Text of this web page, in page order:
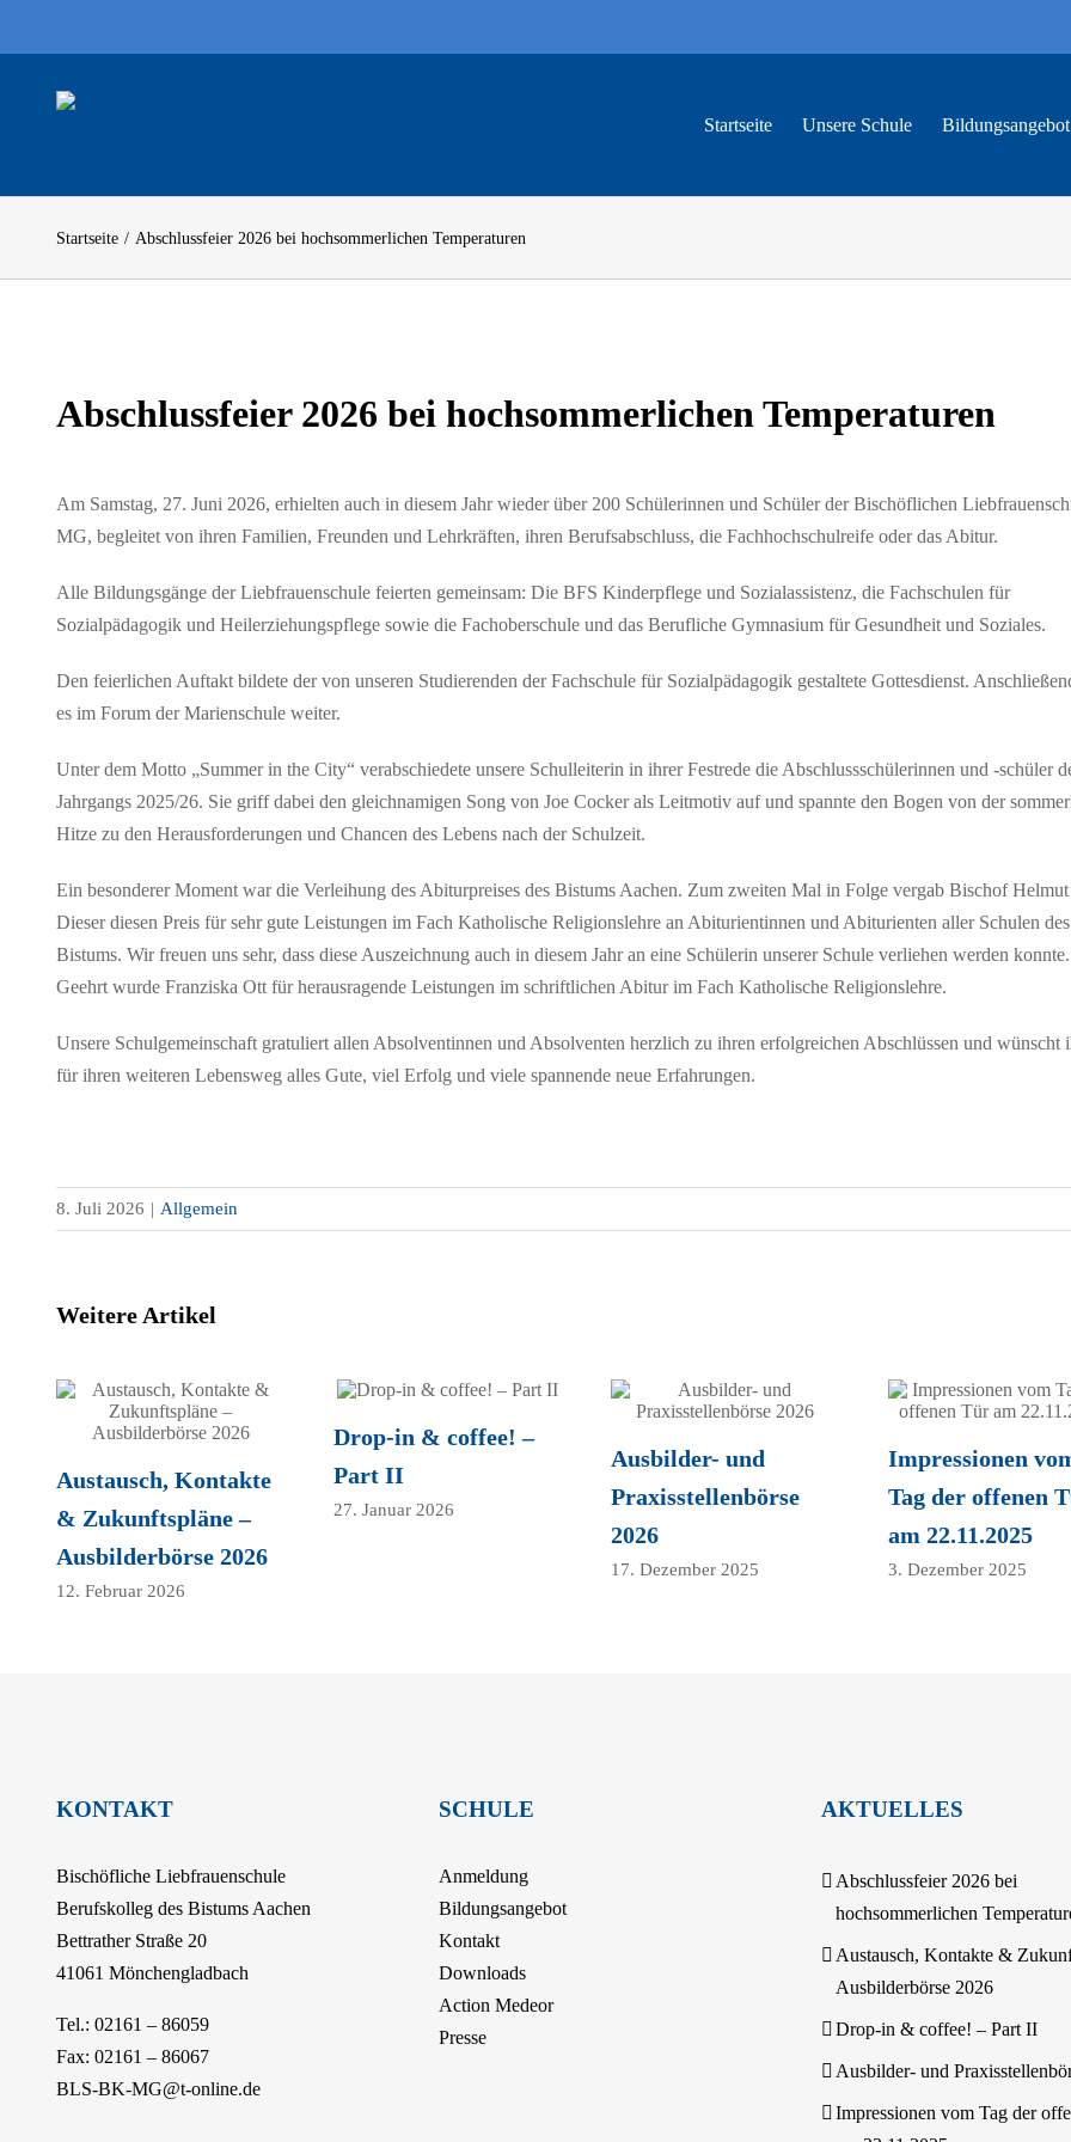
Startseite Unsere Schule Bildungs­angebot
Startseite Abschlussfeier 2026 bei hochsommerlichen Temperaturen
Bild
Abschlussfeier 2026 bei hochsommerlichen Temperaturen
Am Samstag, 27. Juni 2026, erhielten auch in diesem Jahr wieder über 200 Schülerinnen und Schüler der Bischöflichen
MG, begleitet von ihren Familien, Freunden und Lehrkräften, ihren Berufsabschluss, die Fachhochschulreife oder das Abitur.
Alle Bildungsgänge der Liebfrauenschule feierten gemeinsam: Die BFS Kinderpflege und Sozialassistenz, die Fachschulen für
Sozialpädagogik und Heilerziehungspflege sowie die Fachoberschule und das Berufliche Gymnasium für Gesundheit und Soziales.
Den feierlichen Auftakt bildete der von unseren Studierenden der Fachschule für Sozialpädagogik gestaltete Gottesdienst.
es im Forum der Marienschule weiter.
Unter dem Motto „Summer in the City“ verabschiedete unsere Schulleiterin in ihrer Festrede die Abschlussschülerinnen und -schüler
Jahrgangs 2025/26. Sie griff dabei den gleichnamigen Song von Joe Cocker als Leitmotiv auf und spannte den Bogen von der
Hitze zu den Herausforderungen und Chancen des Lebens nach der Schulzeit.
Ein besonderer Moment war die Verleihung des Abiturpreises des Bistums Aachen. Zum zweiten Mal in Folge vergab Bischof Helmut
Dieser diesen Preis für sehr gute Leistungen im Fach Katholische Religionslehre an Abiturientinnen und Abiturienten aller Schulen des
Bistums. Wir freuen uns sehr, dass diese Auszeichnung auch in diesem Jahr an eine Schülerin unserer Schule verliehen werden konnte.
Geehrt wurde Franziska Ott für herausragende Leistungen im schriftlichen Abitur im Fach Katholische Religionslehre.
Unsere Schulgemeinschaft gratuliert allen Absolventinnen und Absolventen herzlich zu ihren erfolgreichen Abschlüssen und wünscht
für ihren weiteren Lebensweg alles Gute, viel Erfolg und viele spannende neue Erfahrungen.
8. Juli 2026 | Allgemein
Weitere Artikel
Austausch, Kontakte
& Zukunftspläne –
Ausbilderbörse 2026
12. Februar 2026
Drop-in & coffee! –
Part II
27. Januar 2026
Ausbilder- und
Praxisstellenbörse
2026
17. Dezember 2025
Impressionen
Tag der offenen
am 22.11.2025
3. Dezember 2025
KONTAKT
Bischöfliche Liebfrauenschule
Berufskolleg des Bistums Aachen
Bettrather Straße 20
41061 Mönchengladbach
Tel.: 02161 – 86059
Fax: 02161 – 86067
BLS-BK-MG@t-online.de
SCHULE
Anmeldung
Bildungsangebot
Kontakt
Downloads
Action Medeor
Presse
AKTUELLES
Abschlussfeier 2026 bei
hochsommerlichen
Austausch, Kontakte &
Ausbilderbörse 2026
Drop-in & coffee! – Part II
Ausbilder- und
Impressionen vom Tag der